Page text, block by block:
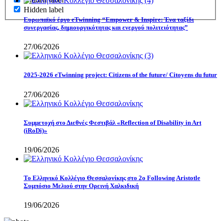
Hidden label
Eυρωπαϊκό έργο eTwinning “Empower & Inspire: Ένα ταξίδι
συνεργασίας, δημιουργικότητας και ενεργού πολιτειότητας”
27/06/2026
2025-2026 eTwinning project: Citizens of the future/ Citoyens du futur
27/06/2026
Συμμετοχή στο Διεθνές Φεστιβάλ «Reflection of Disability in Art
(iRoDi)»
19/06/2026
Το Ελληνικό Κολλέγιο Θεσσαλονίκης στο 2ο Following Aristotle
Συμπόσιο Μελιού στην Ορεινή Χαλκιδική
19/06/2026